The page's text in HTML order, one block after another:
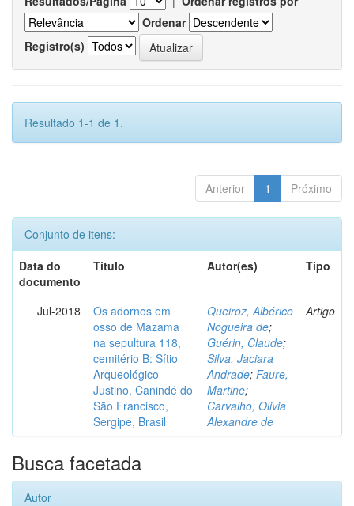
Ordenar
Registro(s)
Resultado 1-1 de 1.
Anterior 1 Próximo
Conjunto de itens:
Data do
documento
Título Autor(es) Tipo
Jul-2018
Os adornos em
osso de Mazama
na sepultura 118,
cemitério B: Sítio
Arqueológico
Justino, Canindé do
São Francisco,
Sergipe, Brasil
Queiroz, Albérico
Nogueira de;
Guérin, Claude;
Silva, Jaciara
Andrade; Faure,
Martine;
Carvalho, Olivia
Alexandre de
Artigo
Busca facetada
Autor